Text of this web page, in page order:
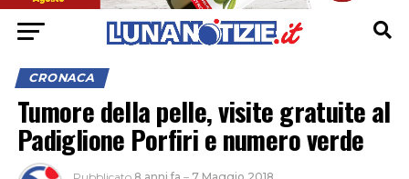
CRONACA
Tumore della pelle, visite gratuite al
Padiglione Porfiri e numero verde